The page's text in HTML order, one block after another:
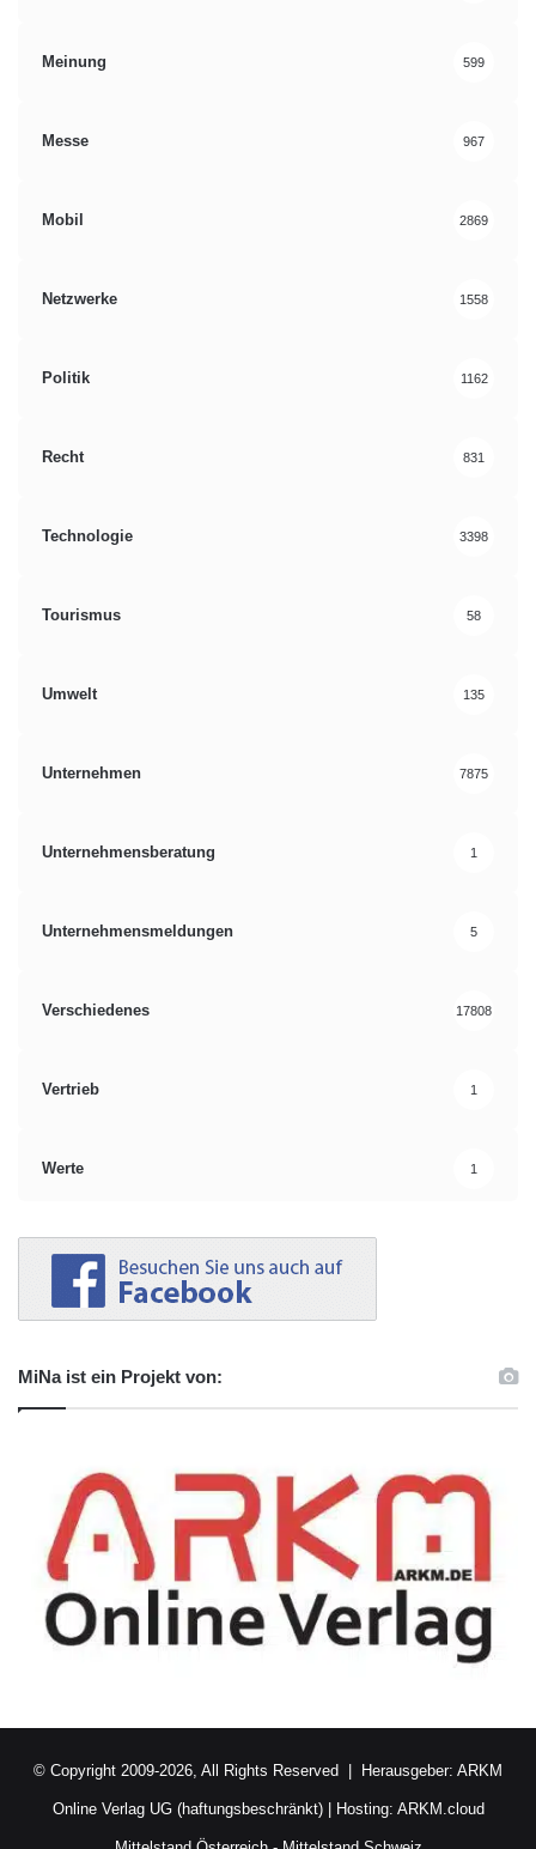
Meinung 599
Messe 967
Mobil 2869
Netzwerke 1558
Politik 1162
Recht 831
Technologie 3398
Tourismus 58
Umwelt 135
Unternehmen 7875
Unternehmensberatung 1
Unternehmensmeldungen 5
Verschiedenes 17808
Vertrieb 1
Werte 1
MiNa ist ein Projekt von:
© Copyright 2009-2026, All Rights Reserved | Herausgeber: ARKM
Online Verlag UG (haftungsbeschränkt)| Hosting: ARKM.cloud